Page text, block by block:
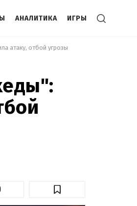
АНАЛИТИКА ИГРЫ
атаку, отбой угрозы